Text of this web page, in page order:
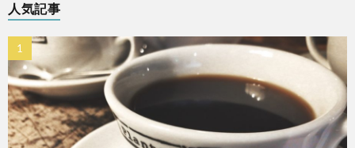
人気記事